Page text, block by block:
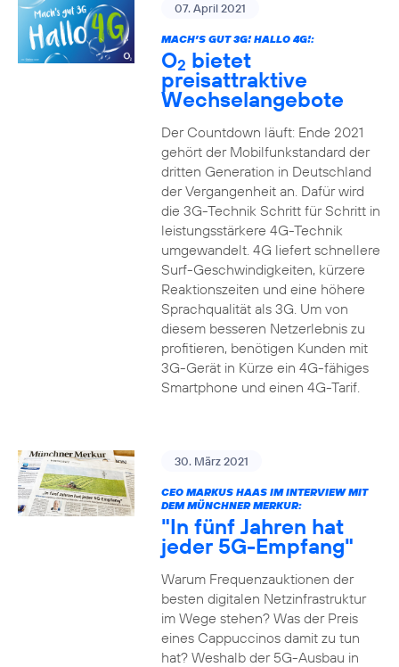
07. April 2021
MACH’S GUT 3G! HALLO 4G!:
O2 bietet
preisattraktive
Wechselangebote
Der Countdown läuft: Ende 2021
gehört der Mobilfunkstandard der
dritten Generation in Deutschland
der Vergangenheit an. Dafür wird
die 3G-Technik Schritt für Schritt in
leistungsstärkere 4G-Technik
umgewandelt. 4G liefert schnellere
Surf-Geschwindigkeiten, kürzere
Reaktionszeiten und eine höhere
Sprachqualität als 3G. Um von
diesem besseren Netzerlebnis zu
profitieren, benötigen Kunden mit
3G-Gerät in Kürze ein 4G-fähiges
Smartphone und einen 4G-Tarif.
30. März 2021
CEO MARKUS HAAS IM INTERVIEW MIT
DEM MÜNCHNER MERKUR:
"In fünf Jahren hat
jeder 5G-Empfang"
Warum Frequenzauktionen der
besten digitalen Netzinfrastruktur
im Wege stehen? Was der Preis
eines Cappuccinos damit zu tun
hat? Weshalb der 5G-Ausbau in